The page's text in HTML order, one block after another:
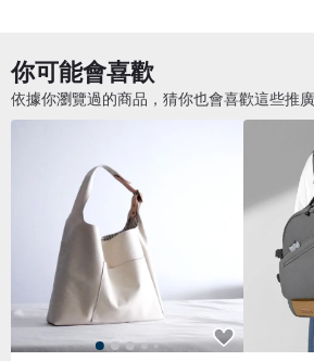
你可能會喜歡
依據你瀏覽過的商品，猜你也會喜歡這些推